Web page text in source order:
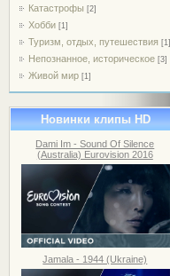
Катастрофы [2]
Хобби [1]
Туризм, отдых, путешествия [1]
Непознанное, историческое [3]
Живой мир [1]
Новинки клипы HD
Dami Im - Sound Of Silence
(Australia) Eurovision 2016
Jamala - 1944 (Ukraine)